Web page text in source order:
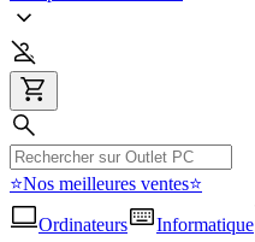
⭐Nos meilleures ventes⭐
Ordinateurs
Informatique